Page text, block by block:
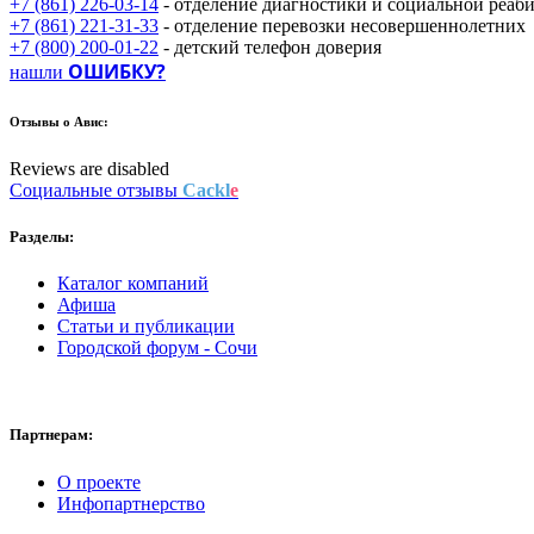
+7 (861) 226-03-14 - отделение диагностики и социальной
+7 (861) 221-31-33 - отделение перевозки несовершеннолетних
+7 (800) 200-01-22 - детский телефон доверия
нашли ОШИБКУ?
Отзывы о Авис:
Reviews are disabled
Социальные отзывы Cackle
Разделы:
Каталог компаний
Афиша
Статьи и публикации
Городской форум - Сочи
Партнерам:
О проекте
Инфопартнерство